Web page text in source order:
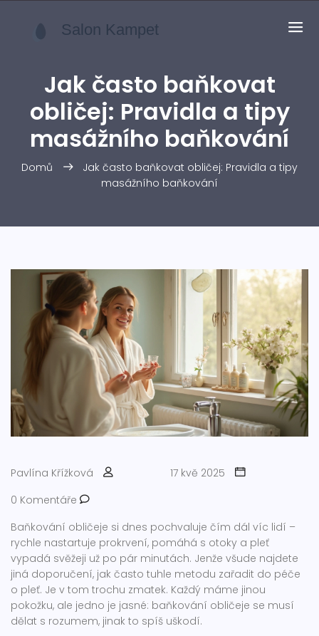
Jak často baňkovat
obličej: Pravidla a tipy
masážního baňkování
Domů
Jak často baňkovat obličej: Pravidla a tipy
masážního baňkování
Pavlína Křížková
17 kvě 2025
0 Komentáře
Baňkování obličeje si dnes pochvaluje čím dál víc lidí –
rychle nastartuje prokrvení, pomáhá s otoky a pleť
vypadá svěžeji už po pár minutách. Jenže všude najdete
jiná doporučení, jak často tuhle metodu zařadit do péče
o pleť. Je v tom trochu zmatek. Každý máme jinou
pokožku, ale jedno je jasné: baňkování obličeje se musí
dělat s rozumem, jinak to spíš uškodí.